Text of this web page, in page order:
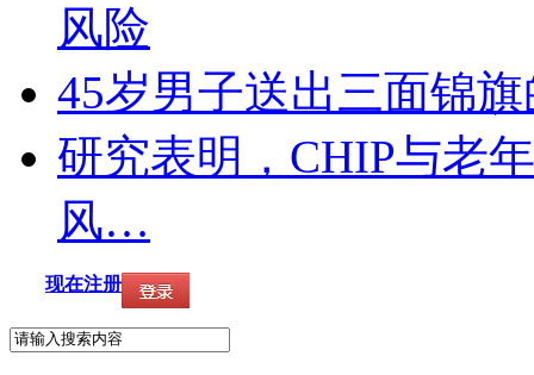
风险
45岁男子送出三面锦
研究表明，CHIP与老
风…
现在注册